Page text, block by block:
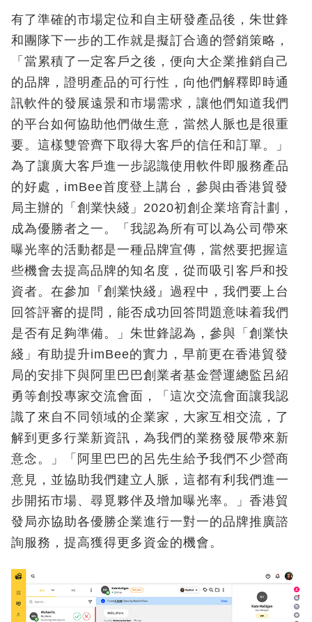
有了準確的市場定位和自主研發產品後，朱世鋒
和團隊下一步的工作就是擬訂合適的營銷策略，
「當累積了一定客戶之後，便向大企業推銷自己
的品牌，證明產品的可行性，向他們解釋即時通
訊軟件的發展遠景和市場需求，讓他們知道我們
的平台如何協助他們做生意，當然人脈也是很重
要。這樣雙管齊下取得大客戶的信任和訂單。」
為了讓廣大客戶進一步認識使用軟件即服務產品
的好處，imBee首度登上講台，參與由香港貿發
局主辦的「創業快綫」2020初創企業培育計劃，
成為優勝者之一。「我認為所有可以為公司帶來
曝光率的活動都是一種品牌宣傳，當然要把握這
些機會去提高品牌的知名度，從而吸引客戶和投
資者。在參加『創業快綫』過程中，我們要上台
回答評審的提問，能否成功回答問題意味着我們
是否有足夠準備。」朱世鋒認為，參與「創業快
綫」有助提升imBee的實力，早前更在香港貿發
局的安排下與阿里巴巴創業者基金營運總監呂紹
勇等創投專家交流會面，「這次交流會面讓我認
識了來自不同領域的企業家，大家互相交流，了
解到更多行業新資訊，為我們的業務發展帶來新
意念。」「阿里巴巴的呂先生給予我們不少營商
意見，並協助我們建立人脈，這都有利我們進一
步開拓市場、尋覓夥伴及增加曝光率。」香港貿
發局亦協助各優勝企業進行一對一的品牌推廣諮
詢服務，提高獲得更多資金的機會。